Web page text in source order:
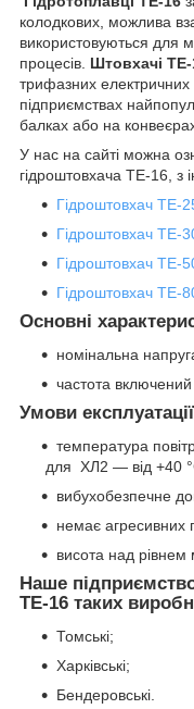
колодкових, можлива
використовуються для
процесів. Штовхачі ТЕ-
трифазних
підприємствах
балках або на
У нас на сайті можна
гідроштовхача ТЕ-16, з
Гідроштовхач ТЕ-
Гідроштовхач ТЕ-
Гідроштовхач ТЕ-
Гідроштовхач ТЕ-
Основні
номінальна
частота
Умови
температура
для ХЛ2 — від +40
вибухобезпечне
немає агресивних
висота над рівнем
Наше
ТЕ-16 таких
Томські;
Харківські;
Бендеровські.